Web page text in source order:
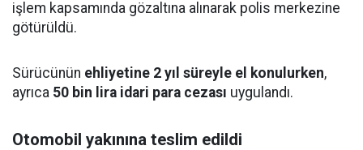
işlem kapsamında gözaltına alınarak polis merkezine
götürüldü.
Sürücünün ehliyetine 2 yıl süreyle el konulurken,
ayrıca 50 bin lira idari para cezası uygulandı.
Otomobil yakınına teslim edildi